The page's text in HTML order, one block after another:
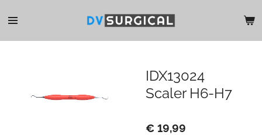
direct
IDX13024
Scaler H6-H7
€ 19,99